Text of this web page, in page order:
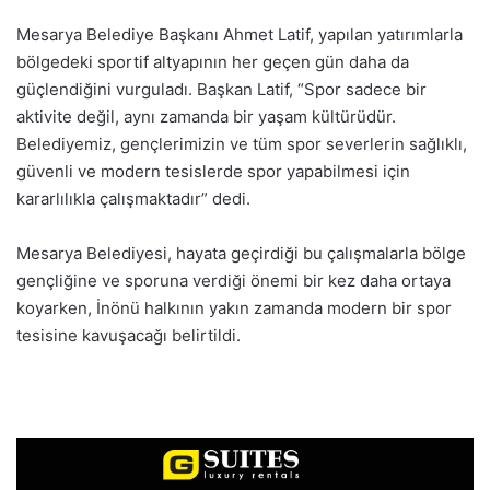
Mesarya Belediye Başkanı Ahmet Latif, yapılan yatırımlarla
bölgedeki sportif altyapının her geçen gün daha da
güçlendiğini vurguladı. Başkan Latif, “Spor sadece bir
aktivite değil, aynı zamanda bir yaşam kültürüdür.
Belediyemiz, gençlerimizin ve tüm spor severlerin sağlıklı,
güvenli ve modern tesislerde spor yapabilmesi için
kararlılıkla çalışmaktadır” dedi.
Mesarya Belediyesi, hayata geçirdiği bu çalışmalarla bölge
gençliğine ve sporuna verdiği önemi bir kez daha ortaya
koyarken, İnönü halkının yakın zamanda modern bir spor
tesisine kavuşacağı belirtildi.